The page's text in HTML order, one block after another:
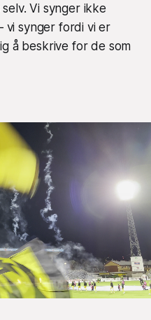
Vi synger ikke
vi synger fordi vi er
å beskrive for de som